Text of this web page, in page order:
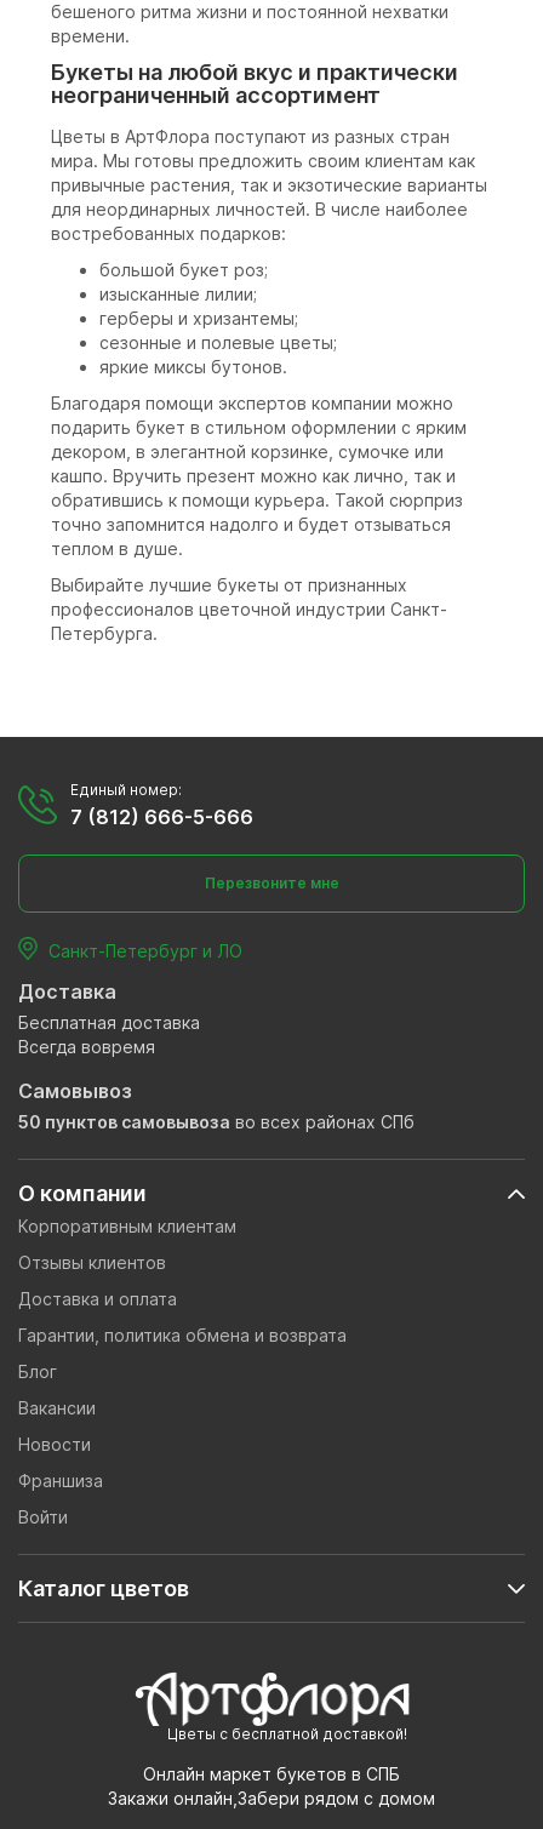
бешеного ритма жизни и постоянной нехватки
времени.
Букеты на любой вкус и практически
неограниченный ассортимент
Цветы в АртФлора поступают из разных стран
мира. Мы готовы предложить своим клиентам как
привычные растения, так и экзотические варианты
для неординарных личностей. В числе наиболее
востребованных подарков:
большой букет роз;
изысканные лилии;
герберы и хризантемы;
сезонные и полевые цветы;
яркие миксы бутонов.
Благодаря помощи экспертов компании можно
подарить букет в стильном оформлении с ярким
декором, в элегантной корзинке, сумочке или
кашпо. Вручить презент можно как лично, так и
обратившись к помощи курьера. Такой сюрприз
точно запомнится надолго и будет отзываться
теплом в душе.
Выбирайте лучшие букеты от признанных
профессионалов цветочной индустрии Санкт-
Петербурга.
Цветы с бесплатной доставкой!
Онлайн маркет букетов в СПБ
Закажи онлайн,Забери рядом с домом
О компании
Корпоративным клиентам
Отзывы клиентов
Доставка и оплата
Гарантии, политика обмена и возврата
Блог
Вакансии
Новости
Франшиза
Войти
Каталог цветов
Единый номер:
7 (812) 666-5-666
Перезвоните мне
Санкт-Петербург и ЛО
Доставка
Бесплатная доставка
Всегда вовремя
Самовывоз
50 пунктов самовывоза во всех районах СПб